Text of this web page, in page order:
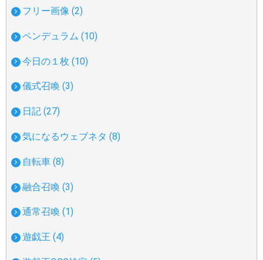
フリー画像 (2)
ペンデュラム (10)
今日の１枚 (10)
儀式召喚 (3)
日記 (27)
気になるウェブネタ (8)
自転車 (8)
融合召喚 (3)
通常召喚 (1)
遊戯王 (4)